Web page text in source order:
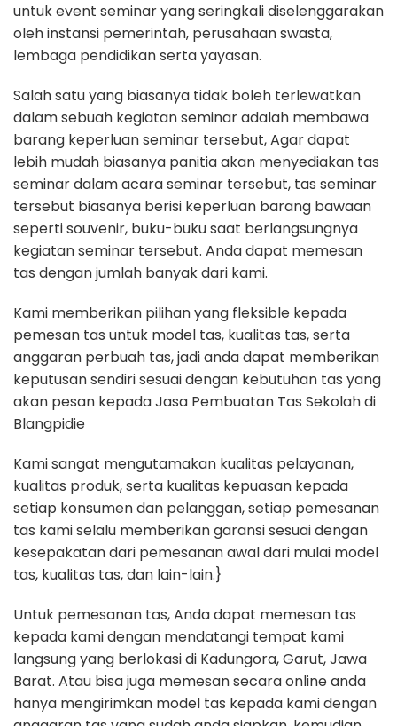
untuk event seminar yang seringkali diselenggarakan
oleh instansi pemerintah, perusahaan swasta,
lembaga pendidikan serta yayasan.
Salah satu yang biasanya tidak boleh terlewatkan
dalam sebuah kegiatan seminar adalah membawa
barang keperluan seminar tersebut, Agar dapat
lebih mudah biasanya panitia akan menyediakan tas
seminar dalam acara seminar tersebut, tas seminar
tersebut biasanya berisi keperluan barang bawaan
seperti souvenir, buku-buku saat berlangsungnya
kegiatan seminar tersebut. Anda dapat memesan
tas dengan jumlah banyak dari kami.
Kami memberikan pilihan yang fleksible kepada
pemesan tas untuk model tas, kualitas tas, serta
anggaran perbuah tas, jadi anda dapat memberikan
keputusan sendiri sesuai dengan kebutuhan tas yang
akan pesan kepada Jasa Pembuatan Tas Sekolah di
Blangpidie
Kami sangat mengutamakan kualitas pelayanan,
kualitas produk, serta kualitas kepuasan kepada
setiap konsumen dan pelanggan, setiap pemesanan
tas kami selalu memberikan garansi sesuai dengan
kesepakatan dari pemesanan awal dari mulai model
tas, kualitas tas, dan lain-lain.}
Untuk pemesanan tas, Anda dapat memesan tas
kepada kami dengan mendatangi tempat kami
langsung yang berlokasi di Kadungora, Garut, Jawa
Barat. Atau bisa juga memesan secara online anda
hanya mengirimkan model tas kepada kami dengan